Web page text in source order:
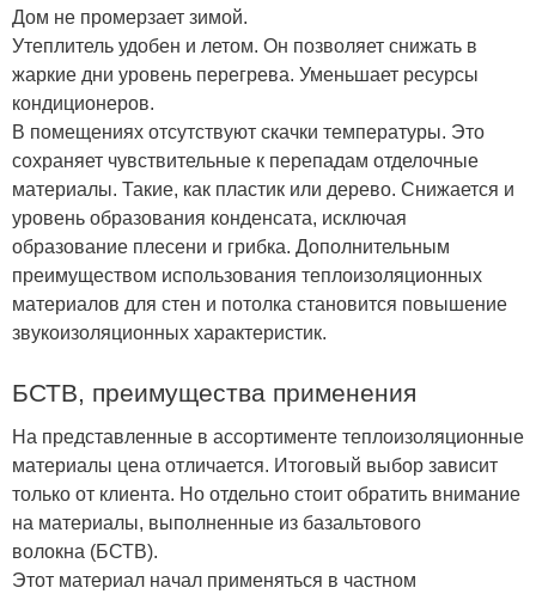
Дом не промерзает зимой.
Утеплитель удобен и летом. Он позволяет снижать в
жаркие дни уровень перегрева. Уменьшает ресурсы
кондиционеров.
В помещениях отсутствуют скачки температуры. Это
сохраняет чувствительные к перепадам отделочные
материалы. Такие, как пластик или дерево. Снижается и
уровень образования конденсата, исключая
образование плесени и грибка. Дополнительным
преимуществом использования теплоизоляционных
материалов для стен и потолка становится повышение
звукоизоляционных характеристик.
БСТВ, преимущества применения
На представленные в ассортименте теплоизоляционные
материалы цена отличается. Итоговый выбор зависит
только от клиента. Но отдельно стоит обратить внимание
на материалы, выполненные из базальтового
волокна (БСТВ).
Этот материал начал применяться в частном